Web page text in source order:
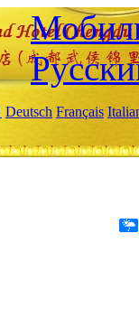
Deutsch Français